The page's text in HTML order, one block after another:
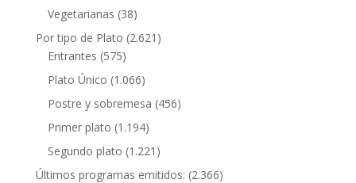
Vegetarianas (38)
Por tipo de Plato (2.621)
Entrantes (575)
Plato Único (1.066)
Postre y sobremesa (456)
Primer plato (1.194)
Segundo plato (1.221)
Últimos programas emitidos: (2.366)